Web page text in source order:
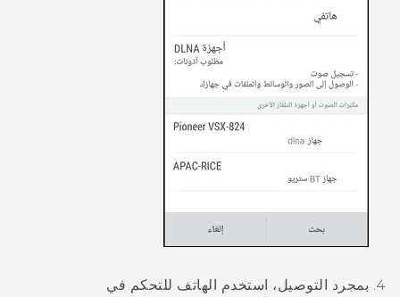
بمجرد التوصيل، استخدم الهاتف للتحكم في